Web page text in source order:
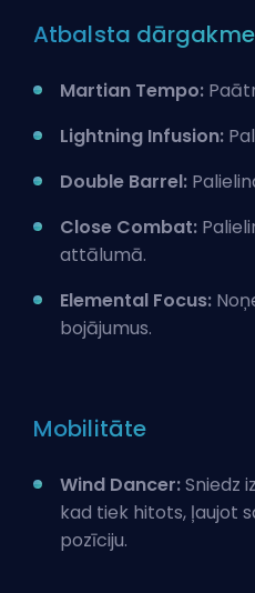
Atbalsta
Martian Tempo:
Lightning Infusion:
Double Barrel:
Close Combat:
attālumā.
Elemental Focus:
bojājumus.
Mobilitāte
Wind Dancer:Sniedz
kad tiek hitots, ļaujot
pozīciju.